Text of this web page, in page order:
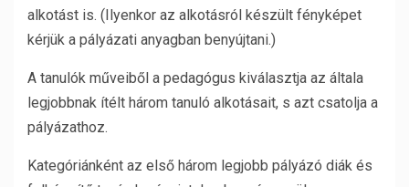
alkotást is. (Ilyenkor az alkotásról készült fényképet
kérjük a pályázati anyagban benyújtani.)
A tanulók műveiből a pedagógus kiválasztja az általa
legjobbnak ítélt három tanuló alkotásait, s azt csatolja a
pályázathoz.
Kategóriánként az első három legjobb pályázó diák és